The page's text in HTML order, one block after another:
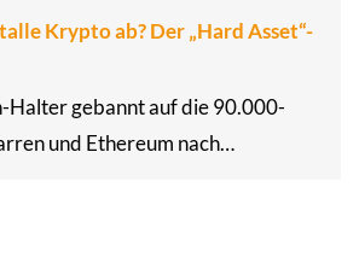
Krypto ab? Der „Hard Asset“-
Halter gebannt auf die 90.000-
und Ethereum nach…